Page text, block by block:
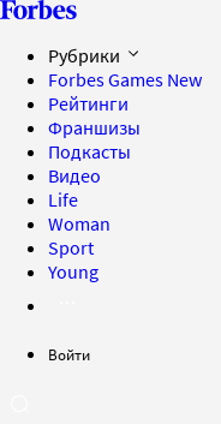
Рубрики
Forbes Games New
Рейтинги
Франшизы
Подкасты
Видео
Life
Woman
Sport
Young
Войти